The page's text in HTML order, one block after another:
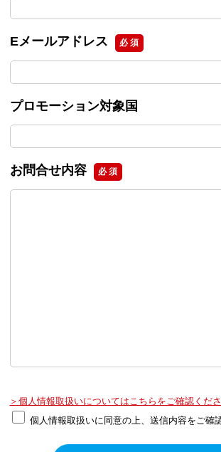
Eメールアドレス 必 須
プロモーション対象国
お問合せ内容 必 須
＞個人情報取扱いについてはこちらをご確認くだ
個人情報取扱いに同意の上、送信内容をご確